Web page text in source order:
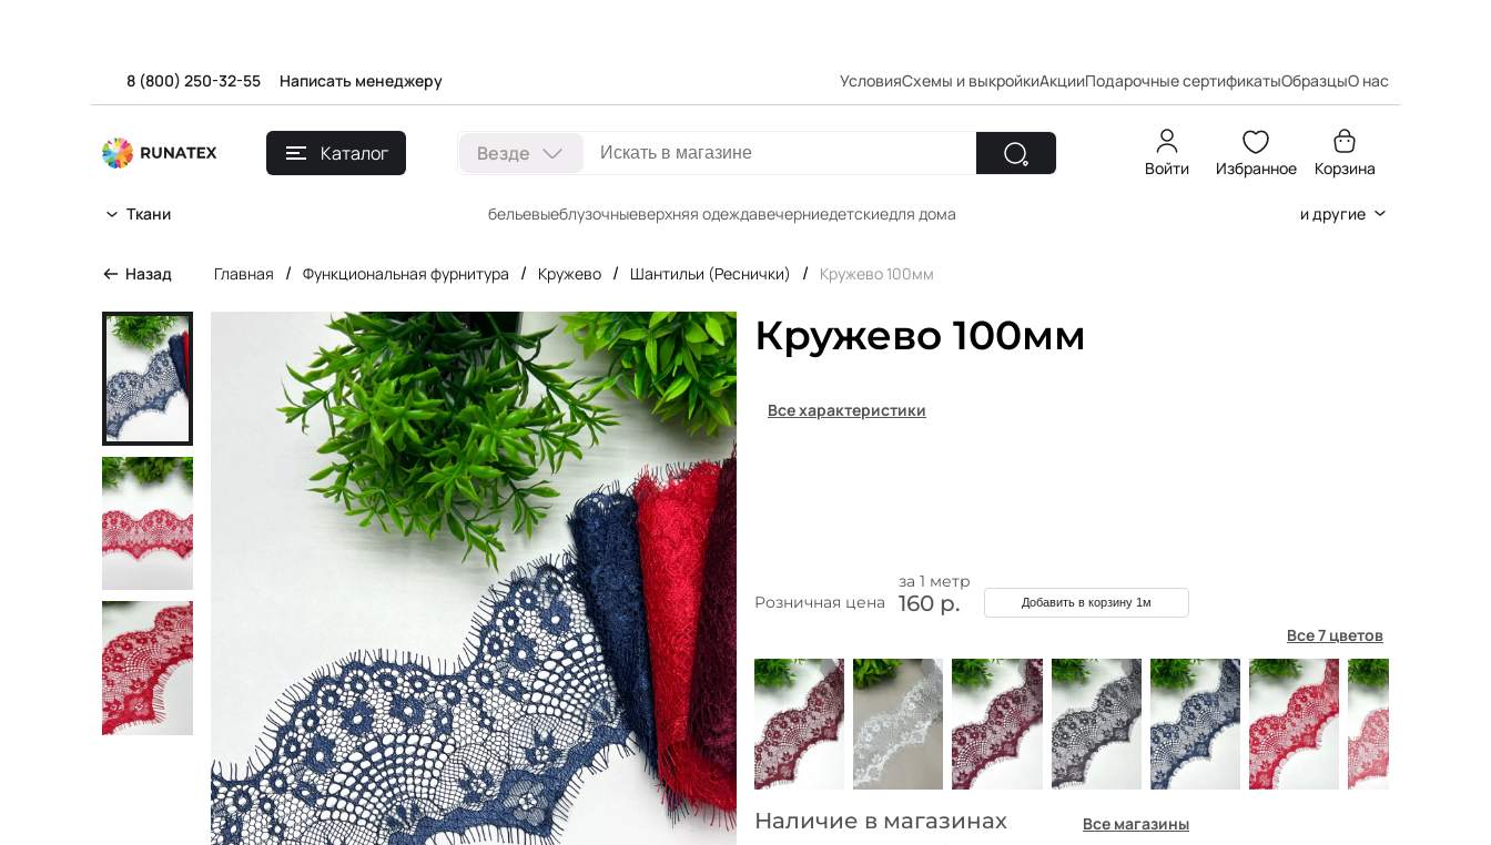
8 (800) 250-32-55 Написать менеджеру УсловияСхемы и выкройкиАкцииПодарочные сертификатыОбразцыО нас
Каталог Везде
Войти Избранное Корзина
Ткани бельевыеблузочныеверхняя одеждавечерниедетскиедля дома и другие
Назад Главная / Функциональная фурнитура / Кружево / Шантильи (Реснички) / Кружево 100мм
Кружево 100мм
Все характеристики
за 1 метр
Розничная цена
160 р. Добавить в корзину 1м
Все 7 цветов
Наличие в магазинах Все магазины